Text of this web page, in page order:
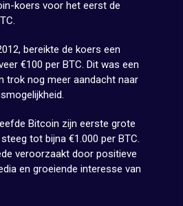
koers voor het eerst de
bereikte de koers een
€100 per BTC. Dit was een
trok nog meer aandacht naar
Bitcoin zijn eerste grote
tot bijna €1.000 per BTC.
veroorzaakt door positieve
en groeiende interesse van